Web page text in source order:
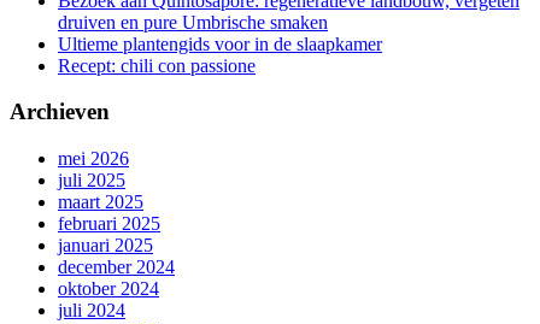
druiven en pure Umbrische smaken
Ultieme plantengids voor in de slaapkamer
Recept: chili con passione
Archieven
mei 2026
juli 2025
maart 2025
februari 2025
januari 2025
december 2024
oktober 2024
juli 2024